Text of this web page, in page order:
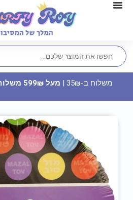
24.90₪
משלוח ב-35₪ | מעל 599₪ משלוח חינם או איסוף עצמי